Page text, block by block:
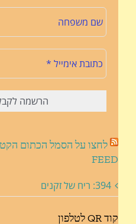
FEED
394: ריח של זקנים
קוד QR לטלפון